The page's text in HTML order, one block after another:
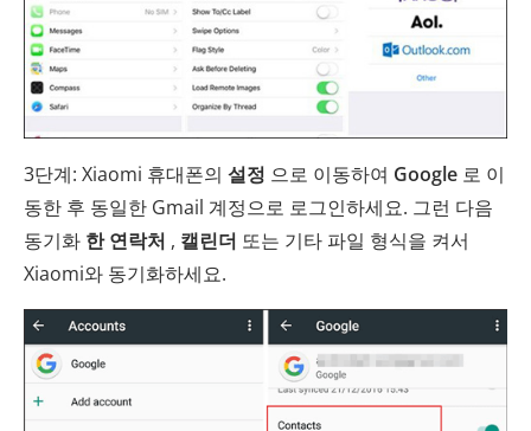
3단계: Xiaomi 휴대폰의 설정 으로 이동하여 Google 로 이
동한 후 동일한 Gmail 계정으로 로그인하세요. 그런 다음
동기화 한 연락처 , 캘린더 또는 기타 파일 형식을 켜서
Xiaomi와 동기화하세요.